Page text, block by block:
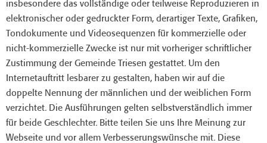
insbesondere das vollständige oder teilweise Reproduzieren in
elektronischer oder gedruckter Form, derartiger Texte, Grafiken,
Tondokumente und Videosequenzen für kommerzielle oder
nicht-kommerzielle Zwecke ist nur mit vorheriger schriftlicher
Zustimmung der Gemeinde Triesen gestattet. Um den
Internetauftritt lesbarer zu gestalten, haben wir auf die
doppelte Nennung der männlichen und der weiblichen Form
verzichtet. Die Ausführungen gelten selbstverständlich immer
für beide Geschlechter. Bitte teilen Sie uns Ihre Meinung zur
Webseite und vor allem Verbesserungswünsche mit. Diese